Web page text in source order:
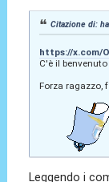
Citazione di:
https://x.com/
C'è il
Forza ragazzo,
Leggendo i